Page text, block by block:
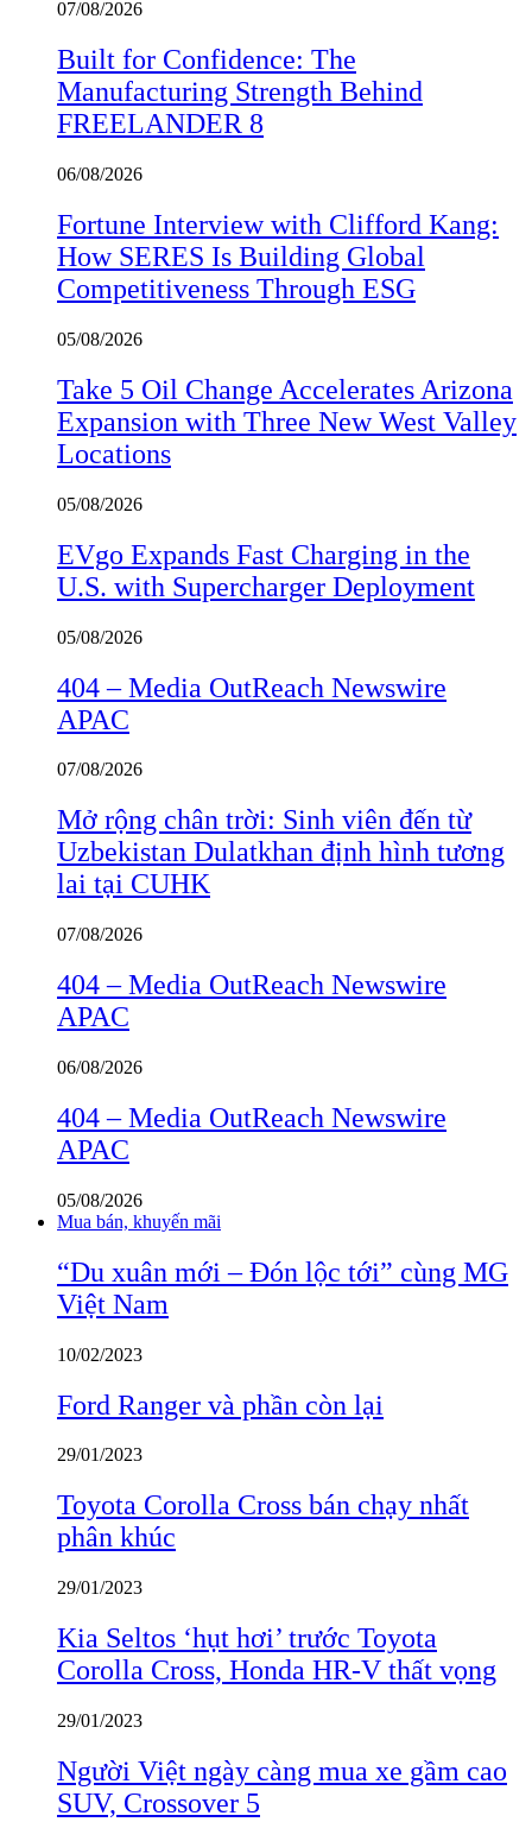
07/08/2026
Built for Confidence: The
Manufacturing Strength Behind
FREELANDER 8
06/08/2026
Fortune Interview with Clifford Kang:
How SERES Is Building Global
Competitiveness Through ESG
05/08/2026
Take 5 Oil Change Accelerates Arizona
Expansion with Three New West Valley
Locations
05/08/2026
EVgo Expands Fast Charging in the
U.S. with Supercharger Deployment
05/08/2026
404 – Media OutReach Newswire
APAC
07/08/2026
Mở rộng chân trời: Sinh viên đến từ
Uzbekistan Dulatkhan định hình tương
lai tại CUHK
07/08/2026
404 – Media OutReach Newswire
APAC
06/08/2026
404 – Media OutReach Newswire
APAC
05/08/2026
Mua bán, khuyến mãi
“Du xuân mới – Đón lộc tới” cùng MG
Việt Nam
10/02/2023
Ford Ranger và phần còn lại
29/01/2023
Toyota Corolla Cross bán chạy nhất
phân khúc
29/01/2023
Kia Seltos ‘hụt hơi’ trước Toyota
Corolla Cross, Honda HR-V thất vọng
29/01/2023
Người Việt ngày càng mua xe gầm cao
SUV, Crossover 5